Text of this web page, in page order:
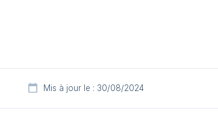
Mis à jour le : 30/08/2024